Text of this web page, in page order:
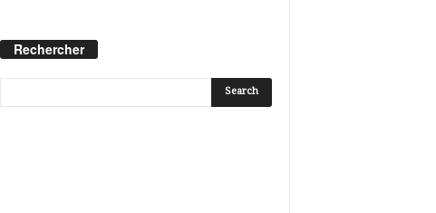
Rechercher